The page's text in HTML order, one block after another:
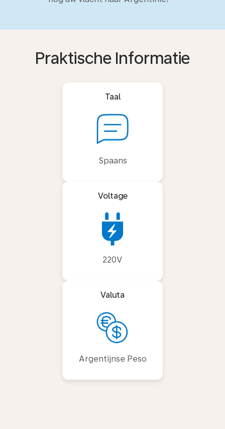
Praktische Informatie
Taal
Spaans
Voltage
220V
Valuta
Argentijnse Peso